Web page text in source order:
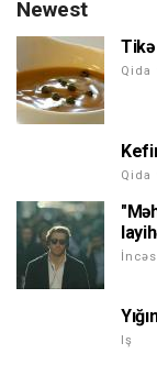
Newest
Qida
Qida
Iş